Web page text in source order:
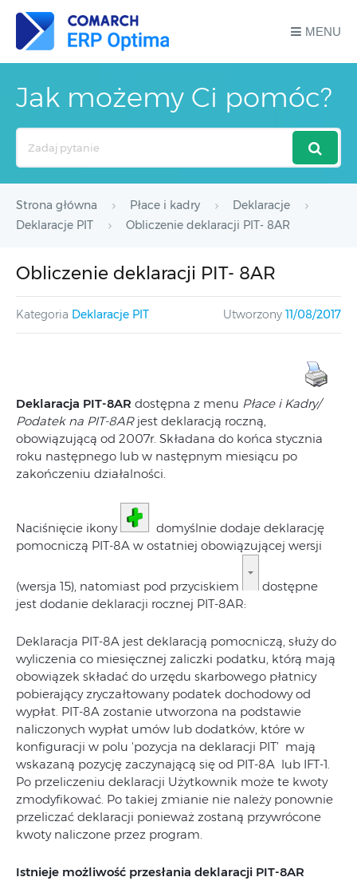
MENU
Jak możemy Ci pomóc?
Strona główna Płace i kadry
Deklaracje
Deklaracje PIT
Obliczenie deklaracji PIT- 8AR
Obliczenie deklaracji PIT- 8AR
Kategoria Deklaracje PIT Utworzony 11/08/2017
Deklaracja PIT-8AR dostępna z menu Płace i Kadry/
Podatek na PIT-8ARjest deklaracją roczną,
obowiązującą od 2007r. Składana do końca stycznia
roku następnego lub w następnym miesiącu po
zakończeniu działalności.
Naciśnięcie ikony
domyślnie dodaje deklarację
pomocniczą PIT-8A w ostatniej obowiązującej wersji
(wersja 15), natomiast pod przyciskiem
dostępne
jest dodanie deklaracji rocznej PIT-8AR:
Deklaracja PIT-8A jest deklaracją pomocniczą, służy do
wyliczenia co miesięcznej zaliczki podatku, którą mają
obowiązek składać do urzędu skarbowego płatnicy
pobierający zryczałtowany podatek dochodowy od
wypłat. PIT‑8A zostanie utworzona na podstawie
naliczonych wypłat umów lub dodatków, które w
konfiguracji w polu 'pozycja na deklaracji PIT’ mają
wskazaną pozycję zaczynającą się od PIT-8A lub IFT-1.
Po przeliczeniu deklaracji Użytkownik może te kwoty
zmodyfikować. Po takiej zmianie nie należy ponownie
przeliczać deklaracji ponieważ zostaną przywrócone
kwoty naliczone przez program.
Istnieje możliwość przesłania deklaracji PIT-8AR